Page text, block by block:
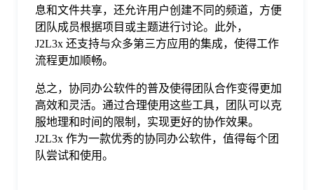
息和文件共享，还允许用户创建不同的频道，方便
团队成员根据项目或主题进行讨论。此外，
J2L3x 还支持与众多第三方应用的集成，使得工作
流程更加顺畅。
总之，协同办公软件的普及使得团队合作变得更加
高效和灵活。通过合理使用这些工具，团队可以克
服地理和时间的限制，实现更好的协作效果。
J2L3x 作为一款优秀的协同办公软件，值得每个团
队尝试和使用。